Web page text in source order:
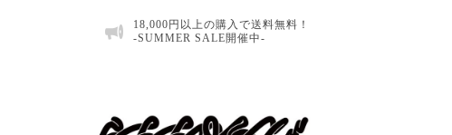
18,000円以上の購入で送料無料！
-SUMMER SALE開催中-